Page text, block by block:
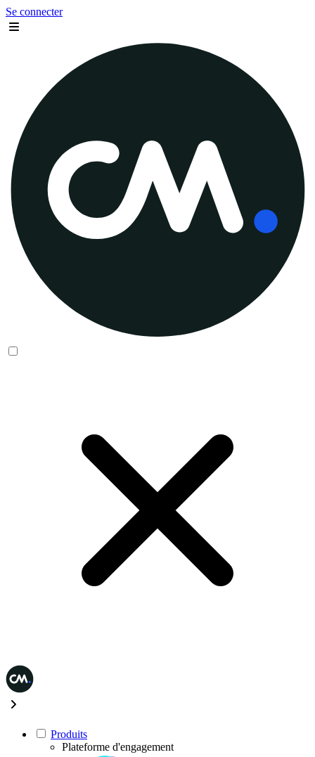
Se connecter
Produits
Plateforme d'engagement